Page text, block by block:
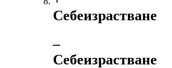
Себеизрастване
‒
Себеизрастване